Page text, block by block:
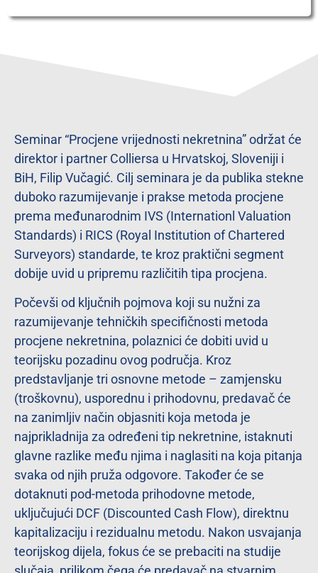
Seminar “Procjene vrijednosti nekretnina” održat će
direktor i partner Colliersa u Hrvatskoj, Sloveniji i
BiH, Filip Vučagić. Cilj seminara je da publika stekne
duboko razumijevanje i prakse metoda procjene
prema međunarodnim IVS (Internationl Valuation
Standards) i RICS (Royal Institution of Chartered
Surveyors) standarde, te kroz praktični segment
dobije uvid u pripremu različitih tipa procjena.
Počevši od ključnih pojmova koji su nužni za
razumijevanje tehničkih specifičnosti metoda
procjene nekretnina, polaznici će dobiti uvid u
teorijsku pozadinu ovog područja. Kroz
predstavljanje tri osnovne metode – zamjensku
(troškovnu), usporednu i prihodovnu, predavač će
na zanimljiv način objasniti koja metoda je
najprikladnija za određeni tip nekretnine, istaknuti
glavne razlike među njima i naglasiti na koja pitanja
svaka od njih pruža odgovore. Također će se
dotaknuti pod-metoda prihodovne metode,
uključujući DCF (Discounted Cash Flow), direktnu
kapitalizaciju i rezidualnu metodu. Nakon usvajanja
teorijskog dijela, fokus će se prebaciti na studije